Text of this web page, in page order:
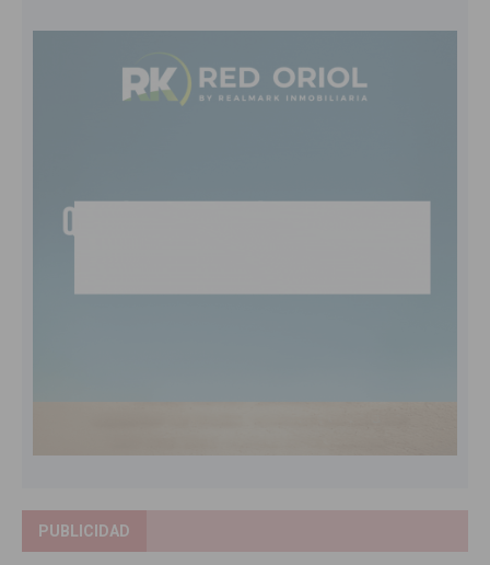
PUBLICIDAD